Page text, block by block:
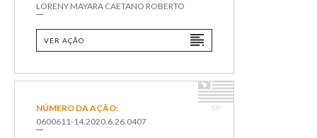
LORENY MAYARA CAETANO ROBERTO
VER AÇÃO
SP
NÚMERO DA AÇÃO:
0600611-14.2020.6.26.0407